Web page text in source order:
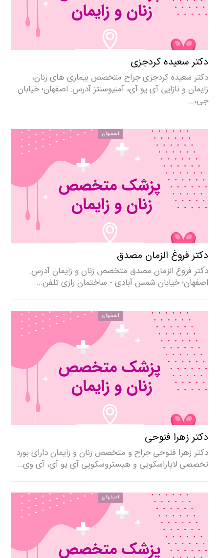
دکتر سعیده کردجزی
دکتر سعیده کردجزی جراح متخصص بیماری های زنان،
زایمان و نازایی آی یو آی، آمنیوسنتز آدرس: اصفهان؛ خیابان
جی،…
اصفهان
دکتر فروغ الزمان مصدق
دکتر فروغ الزمان مصدق متخصص زنان و زایمان آدرس:
اصفهان؛ خیابان شمس آبادی - ساختمان رازی تلفن…
اصفهان
دکتر زهرا فتوحی
دکتر زهرا فتوحی جراح و متخصص زنان و زایمان دارای بورد
تخصصی لاپاراسکوپی و هیستروسکوپی آی یو آی، آی وی…
اصفهان